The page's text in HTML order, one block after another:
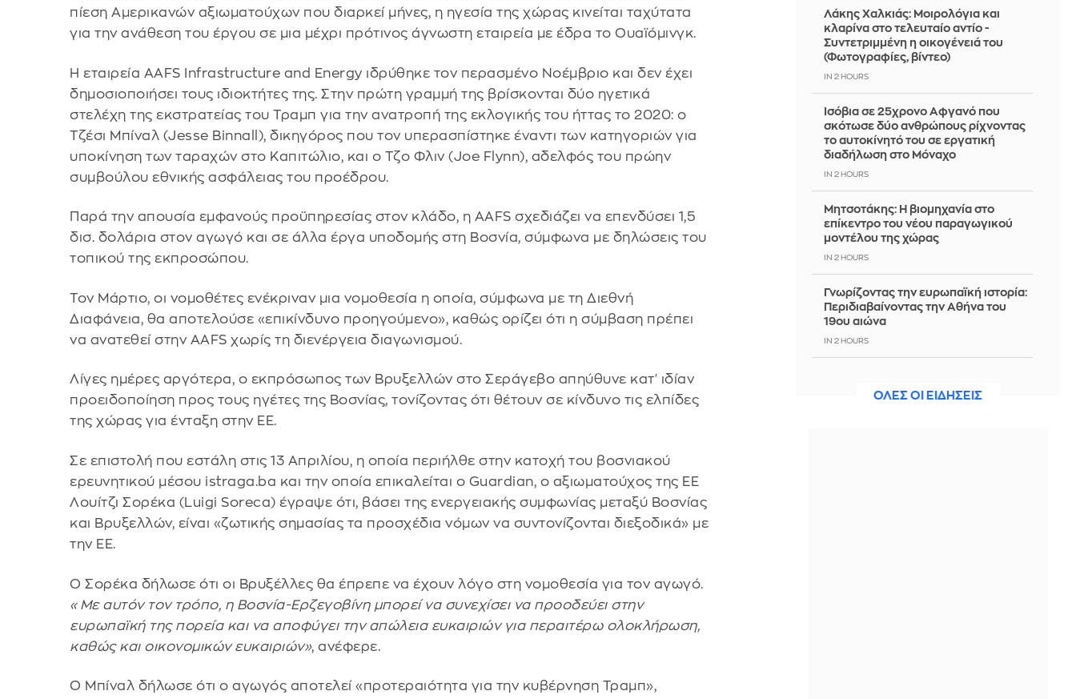
πίεση Αμερικανών αξιωματούχων που διαρκεί μήνες, η ηγεσία της χώρας κινείται ταχύτατα
για την ανάθεση του έργου σε μια μέχρι πρότινος άγνωστη εταιρεία με έδρα το Ουαϊόμινγκ.
Η εταιρεία AAFS Infrastructure and Energy ιδρύθηκε τον περασμένο Νοέμβριο και δεν έχει
δημοσιοποιήσει τους ιδιοκτήτες της. Στην πρώτη γραμμή της βρίσκονται δύο ηγετικά
στελέχη της εκστρατείας του Τραμπ για την ανατροπή της εκλογικής του ήττας το 2020: ο
Τζέσι Μπίναλ (Jesse Binnall), δικηγόρος που τον υπερασπίστηκε έναντι των κατηγοριών για
υποκίνηση των ταραχών στο Καπιτώλιο, και ο Τζο Φλιν (Joe Flynn), αδελφός του πρώην
συμβούλου εθνικής ασφάλειας του προέδρου.
Παρά την απουσία εμφανούς προϋπηρεσίας στον κλάδο, η AAFS σχεδιάζει να επενδύσει 1,5
δισ. δολάρια στον αγωγό και σε άλλα έργα υποδομής στη Βοσνία, σύμφωνα με δηλώσεις του
τοπικού της εκπροσώπου.
Τον Μάρτιο, οι νομοθέτες ενέκριναν μια νομοθεσία η οποία, σύμφωνα με τη Διεθνή
Διαφάνεια, θα αποτελούσε «επικίνδυνο προηγούμενο», καθώς ορίζει ότι η σύμβαση πρέπει
να ανατεθεί στην AAFS χωρίς τη διενέργεια διαγωνισμού.
Λίγες ημέρες αργότερα, ο εκπρόσωπος των Βρυξελλών στο Σεράγεβο απηύθυνε κατ' ιδίαν
προειδοποίηση προς τους ηγέτες της Βοσνίας, τονίζοντας ότι θέτουν σε κίνδυνο τις ελπίδες
της χώρας για ένταξη στην ΕΕ.
Σε επιστολή που εστάλη στις 13 Απριλίου, η οποία περιήλθε στην κατοχή του βοσνιακού
ερευνητικού μέσου istraga.ba και την οποία επικαλείται ο Guardian, ο αξιωματούχος της ΕΕ
Λουίτζι Σορέκα (Luigi Soreca) έγραψε ότι, βάσει της ενεργειακής συμφωνίας μεταξύ Βοσνίας
και Βρυξελλών, είναι «ζωτικής σημασίας τα προσχέδια νόμων να συντονίζονται διεξοδικά» με
την ΕΕ.
Ο Σορέκα δήλωσε ότι οι Βρυξέλλες θα έπρεπε να έχουν λόγο στη νομοθεσία για τον αγωγό.
«Με αυτόν τον τρόπο, η Βοσνία-Ερζεγοβίνη μπορεί να συνεχίσει να προοδεύει στην
ευρωπαϊκή της πορεία και να αποφύγει την απώλεια ευκαιριών για περαιτέρω ολοκλήρωση,
καθώς και οικονομικών ευκαιριών», ανέφερε.
Ο Μπίναλ δήλωσε ότι ο αγωγός αποτελεί «προτεραιότητα για την κυβέρνηση Τραμπ»,
Λάκης Χαλκιάς: Mοιρολόγια και
κλαρίνα στο τελευταίο αντίο -
Συντετριμμένη η οικογένειά του
(Φωτογραφίες, βίντεο)
IN 2 HOURS
Ισόβια σε 25χρονο Αφγανό που
σκότωσε δύο ανθρώπους ρίχνοντας
το αυτοκίνητό του σε εργατική
διαδήλωση στο Μόναχο
IN 2 HOURS
Μητσοτάκης: Η βιομηχανία στο
επίκεντρο του νέου παραγωγικού
μοντέλου της χώρας
IN 2 HOURS
Γνωρίζοντας την ευρωπαϊκή ιστορία:
Περιδιαβαίνοντας την Αθήνα του
19ου αιώνα
IN 2 HOURS
ΟΛΕΣ ΟΙ ΕΙΔΗΣΕΙΣ